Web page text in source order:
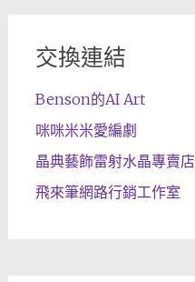
交換連結
Benson的AI Art
咪咪米米愛編劇
晶典藝飾雷射水晶專賣店
飛來筆網路行銷工作室